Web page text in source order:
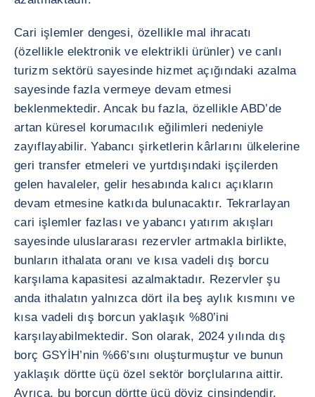
Cari işlemler dengesi, özellikle mal ihracatı
(özellikle elektronik ve elektrikli ürünler) ve canlı
turizm sektörü sayesinde hizmet açığındaki azalma
sayesinde fazla vermeye devam etmesi
beklenmektedir. Ancak bu fazla, özellikle ABD’de
artan küresel korumacılık eğilimleri nedeniyle
zayıflayabilir. Yabancı şirketlerin kârlarını ülkelerine
geri transfer etmeleri ve yurtdışındaki işçilerden
gelen havaleler, gelir hesabında kalıcı açıkların
devam etmesine katkıda bulunacaktır. Tekrarlayan
cari işlemler fazlası ve yabancı yatırım akışları
sayesinde uluslararası rezervler artmakla birlikte,
bunların ithalata oranı ve kısa vadeli dış borcu
karşılama kapasitesi azalmaktadır. Rezervler şu
anda ithalatın yalnızca dört ila beş aylık kısmını ve
kısa vadeli dış borcun yaklaşık %80’ini
karşılayabilmektedir. Son olarak, 2024 yılında dış
borç GSYİH’nin %66’sını oluşturmuştur ve bunun
yaklaşık dörtte üçü özel sektör borçlularına aittir.
Ayrıca, bu borcun dörtte üçü döviz cinsindendir.